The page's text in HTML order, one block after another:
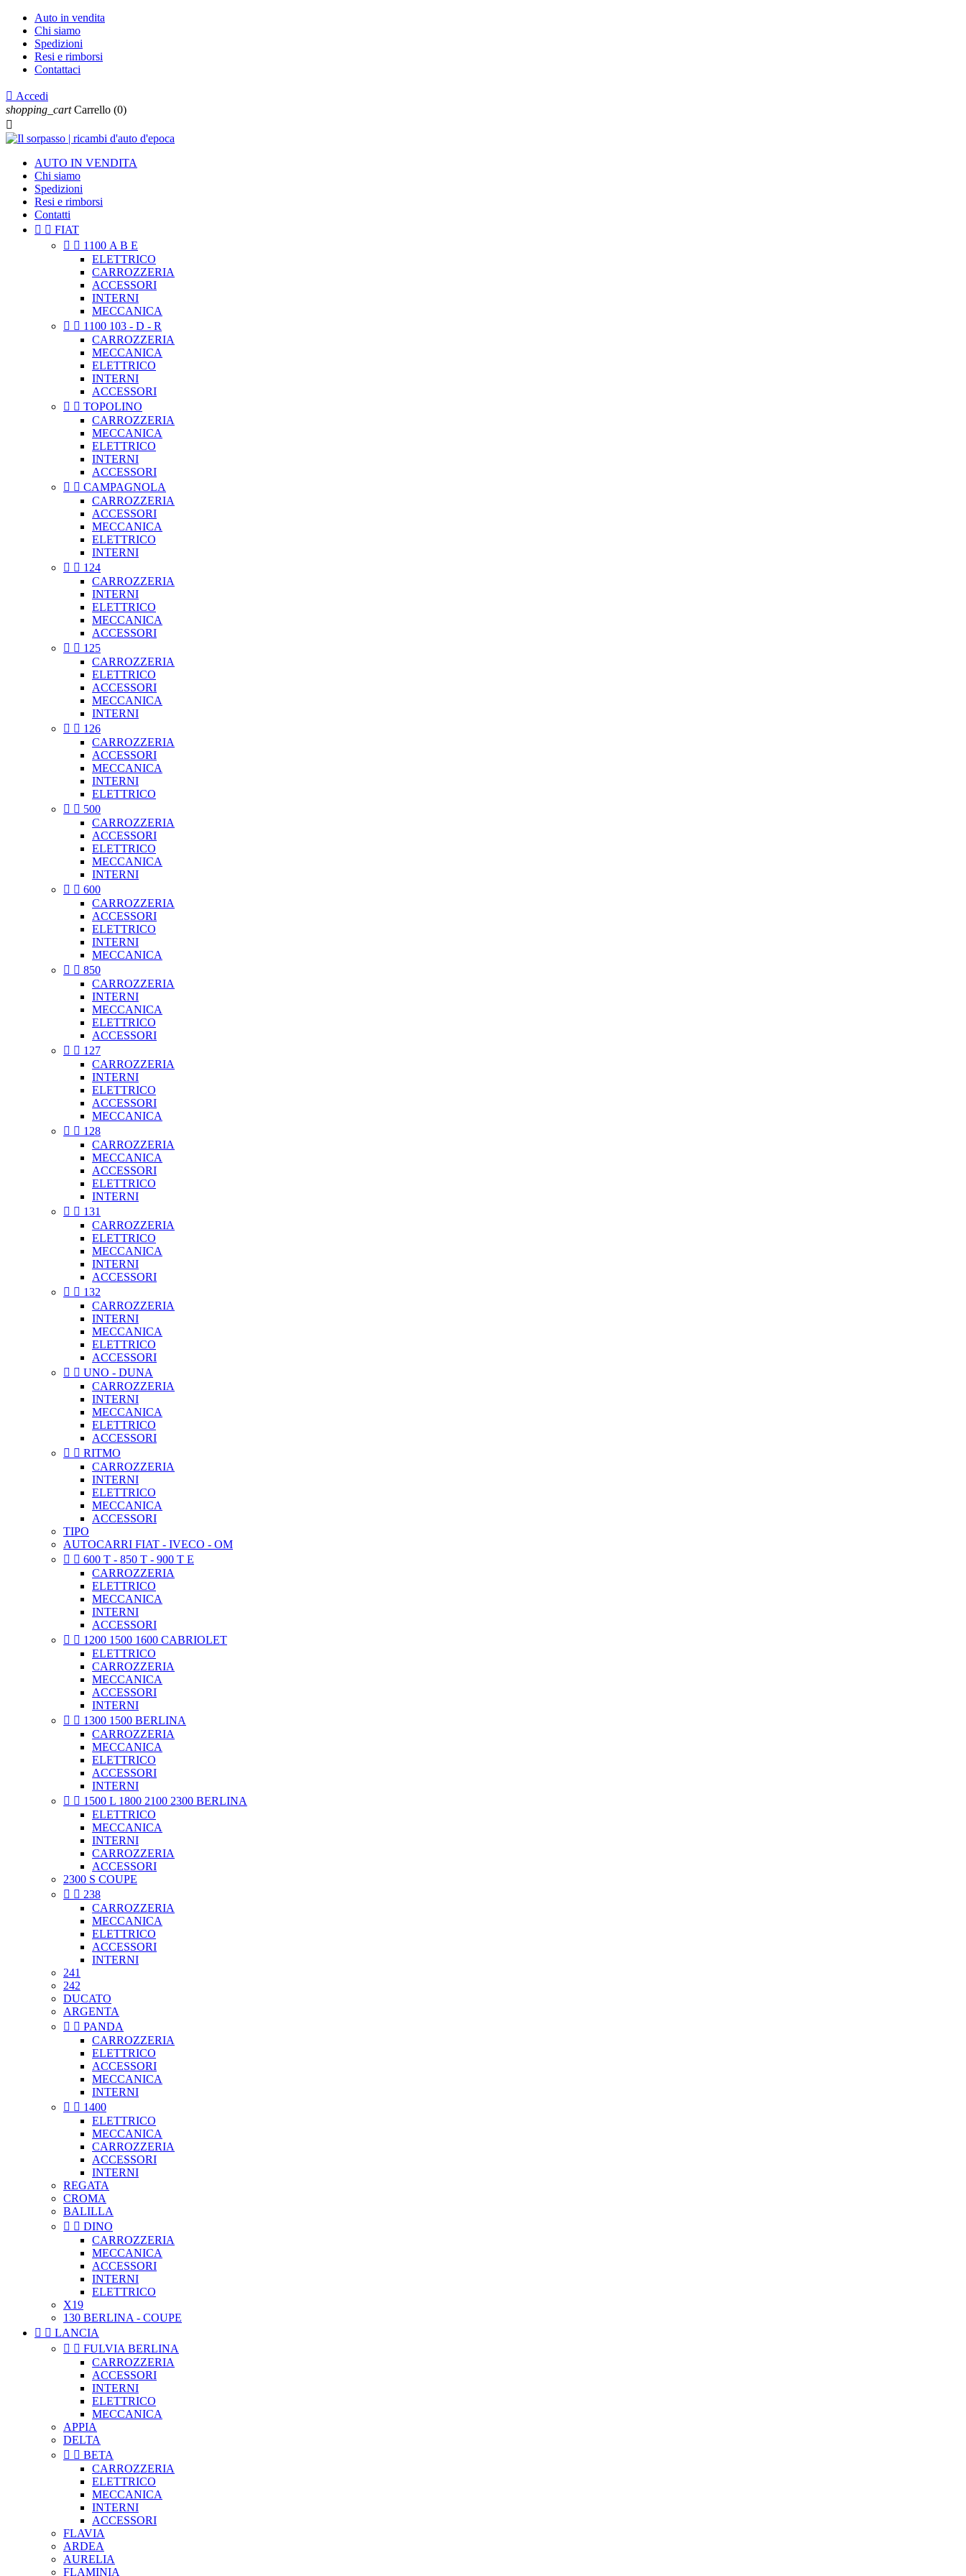
Auto in vendita
Chi siamo
Spedizioni
Resi e rimborsi
Contattaci
 Accedi
shopping_cart Carrello (0)

AUTO IN VENDITA
Chi siamo
Spedizioni
Resi e rimborsi
Contatti
  FIAT
  1100 A B E
ELETTRICO
CARROZZERIA
ACCESSORI
INTERNI
MECCANICA
  1100 103 - D - R
CARROZZERIA
MECCANICA
ELETTRICO
INTERNI
ACCESSORI
  TOPOLINO
CARROZZERIA
MECCANICA
ELETTRICO
INTERNI
ACCESSORI
  CAMPAGNOLA
CARROZZERIA
ACCESSORI
MECCANICA
ELETTRICO
INTERNI
  124
CARROZZERIA
INTERNI
ELETTRICO
MECCANICA
ACCESSORI
  125
CARROZZERIA
ELETTRICO
ACCESSORI
MECCANICA
INTERNI
  126
CARROZZERIA
ACCESSORI
MECCANICA
INTERNI
ELETTRICO
  500
CARROZZERIA
ACCESSORI
ELETTRICO
MECCANICA
INTERNI
  600
CARROZZERIA
ACCESSORI
ELETTRICO
INTERNI
MECCANICA
  850
CARROZZERIA
INTERNI
MECCANICA
ELETTRICO
ACCESSORI
  127
CARROZZERIA
INTERNI
ELETTRICO
ACCESSORI
MECCANICA
  128
CARROZZERIA
MECCANICA
ACCESSORI
ELETTRICO
INTERNI
  131
CARROZZERIA
ELETTRICO
MECCANICA
INTERNI
ACCESSORI
  132
CARROZZERIA
INTERNI
MECCANICA
ELETTRICO
ACCESSORI
  UNO - DUNA
CARROZZERIA
INTERNI
MECCANICA
ELETTRICO
ACCESSORI
  RITMO
CARROZZERIA
INTERNI
ELETTRICO
MECCANICA
ACCESSORI
TIPO
AUTOCARRI FIAT - IVECO - OM
  600 T - 850 T - 900 T E
CARROZZERIA
ELETTRICO
MECCANICA
INTERNI
ACCESSORI
  1200 1500 1600 CABRIOLET
ELETTRICO
CARROZZERIA
MECCANICA
ACCESSORI
INTERNI
  1300 1500 BERLINA
CARROZZERIA
MECCANICA
ELETTRICO
ACCESSORI
INTERNI
  1500 L 1800 2100 2300 BERLINA
ELETTRICO
MECCANICA
INTERNI
CARROZZERIA
ACCESSORI
2300 S COUPE
  238
CARROZZERIA
MECCANICA
ELETTRICO
ACCESSORI
INTERNI
241
242
DUCATO
ARGENTA
  PANDA
CARROZZERIA
ELETTRICO
ACCESSORI
MECCANICA
INTERNI
  1400
ELETTRICO
MECCANICA
CARROZZERIA
ACCESSORI
INTERNI
REGATA
CROMA
BALILLA
  DINO
CARROZZERIA
MECCANICA
ACCESSORI
INTERNI
ELETTRICO
X19
130 BERLINA - COUPE
  LANCIA
  FULVIA BERLINA
CARROZZERIA
ACCESSORI
INTERNI
ELETTRICO
MECCANICA
APPIA
DELTA
  BETA
CARROZZERIA
ELETTRICO
MECCANICA
INTERNI
ACCESSORI
FLAVIA
ARDEA
AURELIA
FLAMINIA